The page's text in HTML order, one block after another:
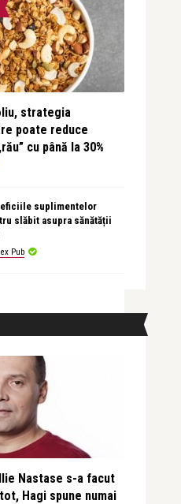
strategia
poate reduce
cu până la 30%
suplimentelor
slăbit asupra sănătății
Pub
Nastase s-a facut
Hagi spune numai